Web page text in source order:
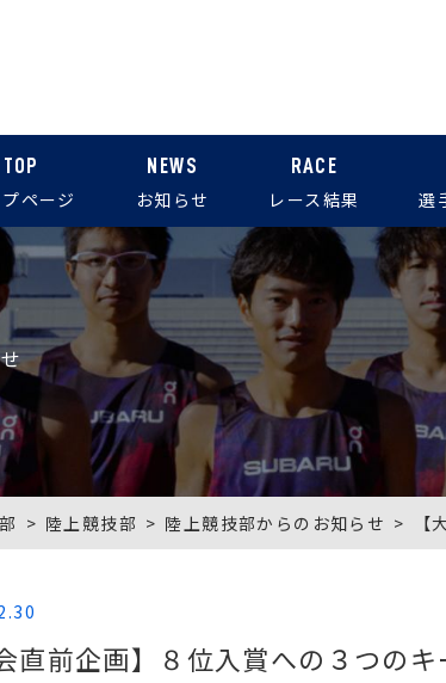
TOP
ページ
NEWS
お知らせ
RACE
レース結果 選
陸上競技部 陸上競技部からのお知らせ
直前企画】８位入賞への３つの